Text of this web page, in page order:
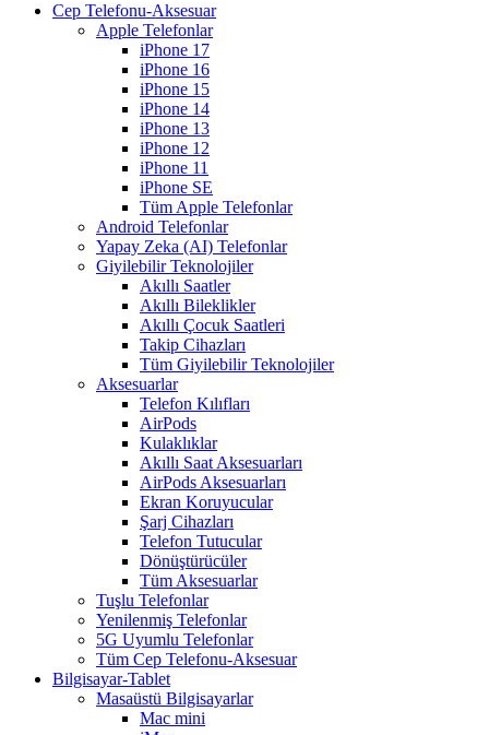
Cep Telefonu-Aksesuar
Apple Telefonlar
iPhone 17
iPhone 16
iPhone 15
iPhone 14
iPhone 13
iPhone 12
iPhone 11
iPhone SE
Tüm Apple Telefonlar
Android Telefonlar
Yapay Zeka (AI) Telefonlar
Giyilebilir Teknolojiler
Akıllı Saatler
Akıllı Bileklikler
Akıllı Çocuk Saatleri
Takip Cihazları
Tüm Giyilebilir Teknolojiler
Aksesuarlar
Telefon Kılıfları
AirPods
Kulaklıklar
Akıllı Saat Aksesuarları
AirPods Aksesuarları
Ekran Koruyucular
Şarj Cihazları
Telefon Tutucular
Dönüştürücüler
Tüm Aksesuarlar
Tuşlu Telefonlar
Yenilenmiş Telefonlar
5G Uyumlu Telefonlar
Tüm Cep Telefonu-Aksesuar
Bilgisayar-Tablet
Masaüstü Bilgisayarlar
Mac mini